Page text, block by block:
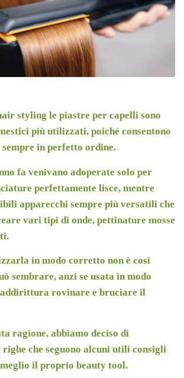
styling le piastre per capelli sono
più utilizzati, poiché consentono
in perfetto ordine.
fa venivano adoperate solo per
perfettamente lisce, mentre
apparecchi sempre più versatili che
vari tipi di onde, pettinature mosse
in modo corretto non è così
sembrare, anzi se usata in modo
rovinare e bruciare il
ragione, abbiamo deciso di
righe che seguono alcuni utili consigli
il proprio beauty tool.